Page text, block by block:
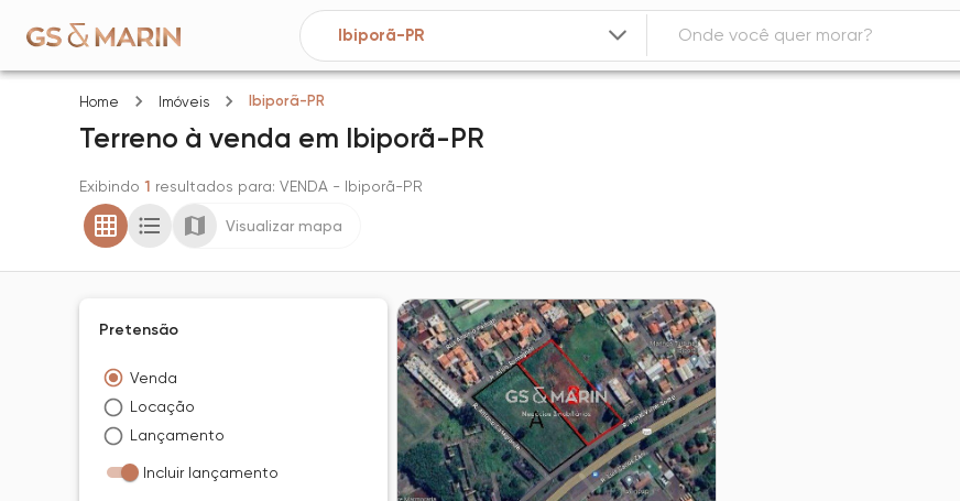
Home Imóveis Ibiporã-PR
Terreno à venda em Ibiporã-PR
Exibindo 1 resultados para: VENDA - Ibiporã-PR
Visualizar mapa
Pretensão
Venda
Locação
Lançamento
Incluir lançamento